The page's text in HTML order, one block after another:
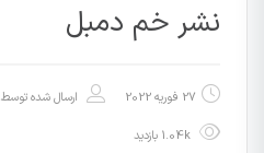
نشر خم دمبل
27 فوریه 2022 ارسال شده توسط